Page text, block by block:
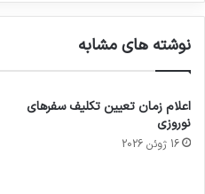
نوشته های مشابه
اعلام زمان تعیین تکلیف سفرهای
نوروزی
16 ژوئن 2026